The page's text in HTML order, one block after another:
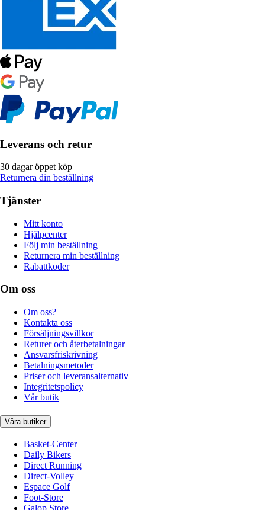
Leverans och retur
30 dagar öppet köp
Returnera din beställning
Tjänster
Mitt konto
Hjälpcenter
Följ min beställning
Returnera min beställning
Rabattkoder
Om oss
Om oss?
Kontakta oss
Försäljningsvillkor
Returer och återbetalningar
Ansvarsfriskrivning
Betalningsmetoder
Priser och leveransalternativ
Integritetspolicy
Vår butik
Våra butiker
Basket-Center
Daily Bikers
Direct Running
Direct-Volley
Espace Golf
Foot-Store
Galop Store